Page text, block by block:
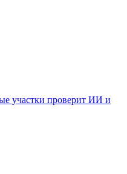
участки проверит ИИ и